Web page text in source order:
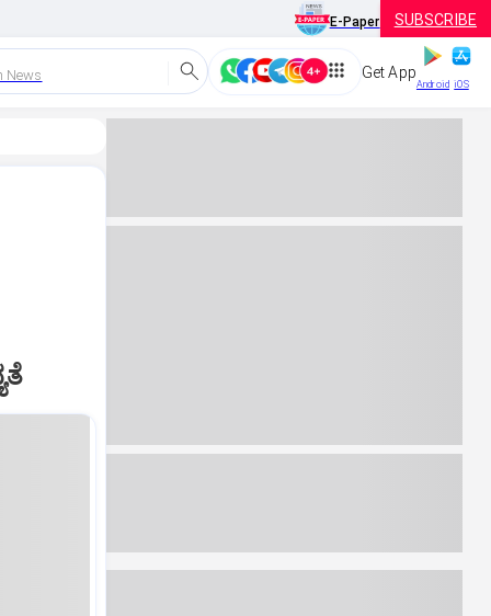
E-Paper SUBSCRIBE
News Get App
Android iOS